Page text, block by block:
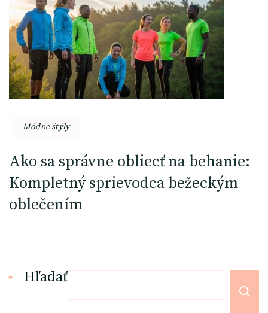
Módne štýly
Ako sa správne obliecť na behanie:
Kompletný sprievodca bežeckým
oblečením
Hľadať